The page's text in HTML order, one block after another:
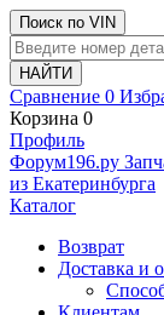
Поиск по VIN
Сравнение 0
Корзина 0
Профиль
Фoрум196.ру
из Екатеринбурга
Каталог
Возврат
Доставка и